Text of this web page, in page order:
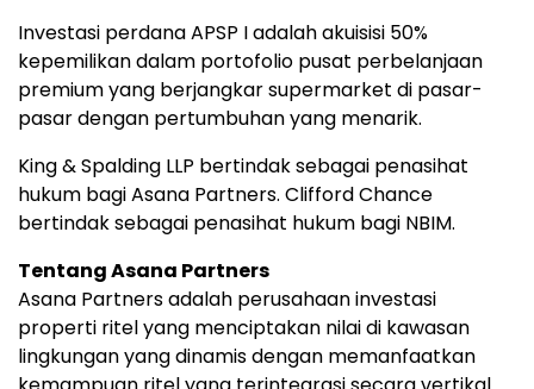
Investasi perdana APSP I adalah akuisisi 50%
kepemilikan dalam portofolio pusat perbelanjaan
premium yang berjangkar supermarket di pasar-
pasar dengan pertumbuhan yang menarik.
King & Spalding LLP bertindak sebagai penasihat
hukum bagi Asana Partners. Clifford Chance
bertindak sebagai penasihat hukum bagi NBIM.
Tentang Asana Partners
Asana Partners adalah perusahaan investasi
properti ritel yang menciptakan nilai di kawasan
lingkungan yang dinamis dengan memanfaatkan